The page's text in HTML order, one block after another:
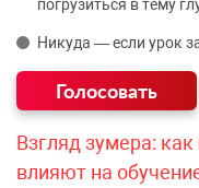
погрузиться в тему
Никуда — если урок
Взгляд зумера:
влияют на